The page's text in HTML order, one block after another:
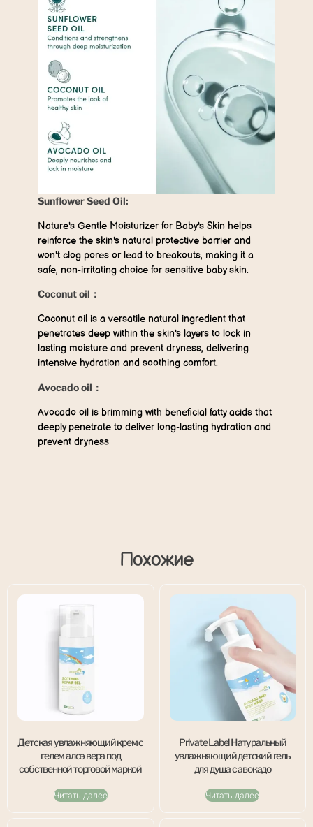
Sunflower Seed Oil:
Nature's Gentle Moisturizer for Baby's Skin helps
reinforce the skin's natural protective barrier and
won't clog pores or lead to breakouts, making it a
safe, non-irritating choice for sensitive baby skin.
Coconut oil：
Coconut oil is a versatile natural ingredient that
penetrates deep within the skin's layers to lock in
lasting moisture and prevent dryness, delivering
intensive hydration and soothing comfort.
Avocado oil：
Avocado oil is brimming with beneficial fatty acids that
deeply penetrate to deliver long-lasting hydration and
prevent dryness
Похожие
Детская увлажняющий крем с
гелем алоэ вера под
собственной торговой маркой
Читать далее
Private Label Натуральный
увлажняющий детский гель
для душа с авокадо
Читать далее